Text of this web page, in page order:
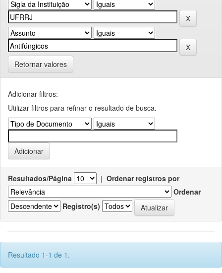
Retornar valores
Adicionar filtros:
Utilizar filtros para refinar o resultado de busca.
Resultados/Página | Ordenar registros por
Ordenar
Registro(s)
Resultado 1-1 de 1.